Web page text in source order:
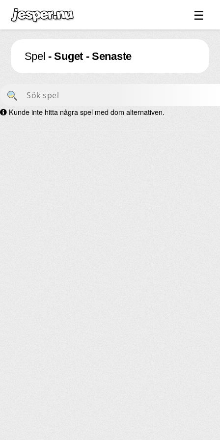
☰
Spel ↓
Bilder ↓
Forum ↓
Länkar
Videos
Spel - Suget - Senaste
Kunde inte hitta några spel med dom alternativen.